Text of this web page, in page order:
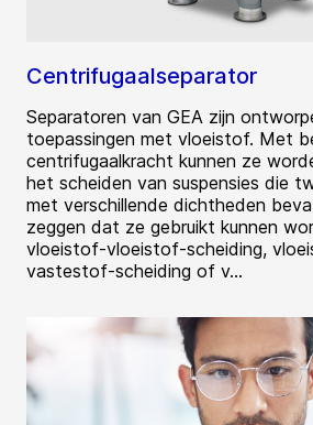
Centrifugaalseparator
Separatoren van GEA zijn
toepassingen met vloeistof. Met
centrifugaalkracht kunnen ze
het scheiden van suspensies die
met verschillende dichtheden
zeggen dat ze gebruikt kunnen
vloeistof-vloeistof-scheiding,
vastestof-scheiding of v...